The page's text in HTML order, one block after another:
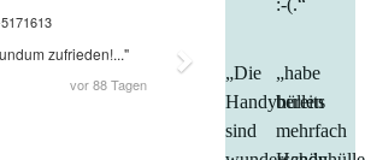
„Die
Handyhüllen
sind
„habe
bereits
mehrfach